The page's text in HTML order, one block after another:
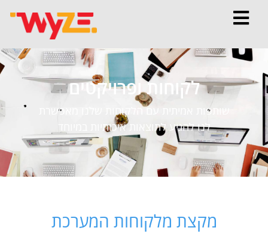
לקוחות ופרויקטים
שותפות אמיתית עם הלקוחות שלנו מאפשרת
לנו להגיע לתוצאות איכותיות במיוחד
מקצת מלקוחות המערכת